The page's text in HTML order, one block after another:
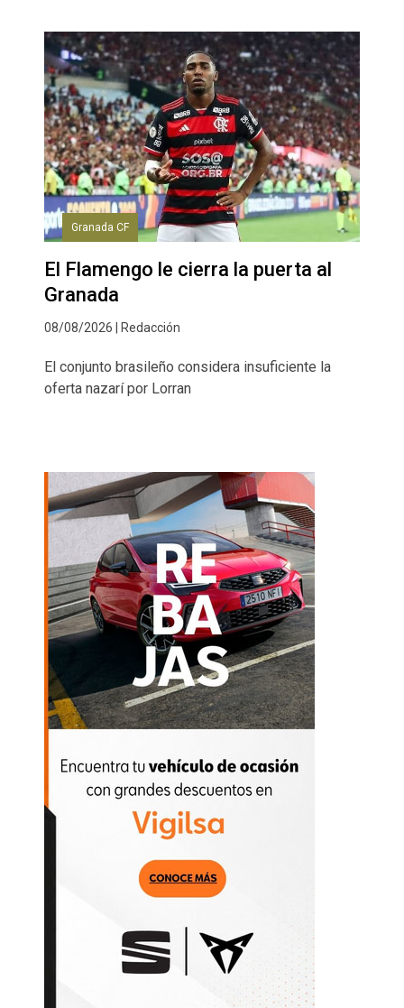
Granada CF
El Flamengo le cierra la puerta al
Granada
08/08/2026 | Redacción
El conjunto brasileño considera insuficiente la
oferta nazarí por Lorran